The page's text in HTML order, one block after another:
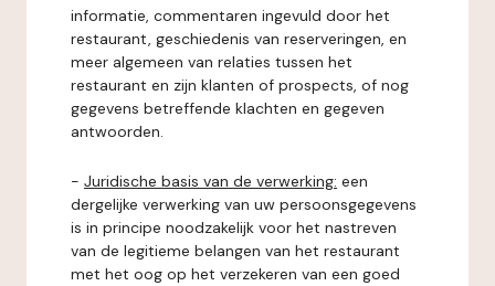
informatie, commentaren ingevuld door het
restaurant, geschiedenis van reserveringen, en
meer algemeen van relaties tussen het
restaurant en zijn klanten of prospects, of nog
gegevens betreffende klachten en gegeven
antwoorden.
- Juridische basis van de verwerking: een
dergelijke verwerking van uw persoonsgegevens
is in principe noodzakelijk voor het nastreven
van de legitieme belangen van het restaurant
met het oog op het verzekeren van een goed